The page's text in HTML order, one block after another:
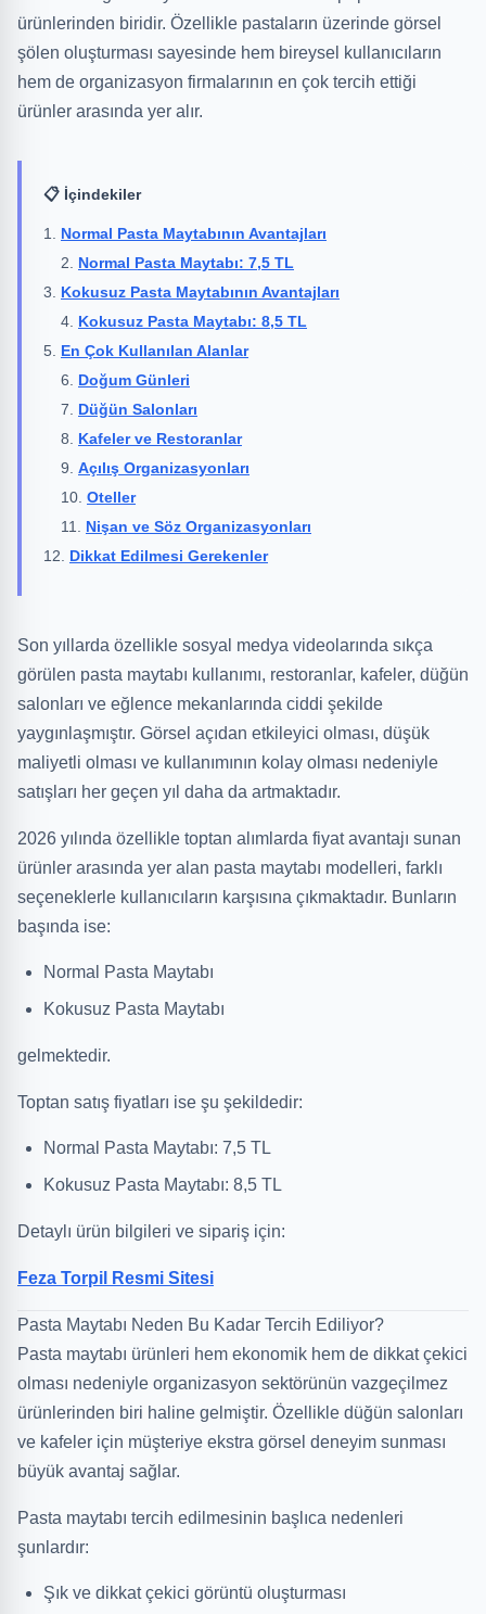
ürünlerinden biridir. Özellikle pastaların üzerinde görsel
şölen oluşturması sayesinde hem bireysel kullanıcıların
hem de organizasyon firmalarının en çok tercih ettiği
ürünler arasında yer alır.
📋 İçindekiler
Normal Pasta Maytabının Avantajları
Normal Pasta Maytabı: 7,5 TL
Kokusuz Pasta Maytabının Avantajları
Kokusuz Pasta Maytabı: 8,5 TL
En Çok Kullanılan Alanlar
Doğum Günleri
Düğün Salonları
Kafeler ve Restoranlar
Açılış Organizasyonları
Oteller
Nişan ve Söz Organizasyonları
Dikkat Edilmesi Gerekenler
Son yıllarda özellikle sosyal medya videolarında sıkça
görülen pasta maytabı kullanımı, restoranlar, kafeler, düğün
salonları ve eğlence mekanlarında ciddi şekilde
yaygınlaşmıştır. Görsel açıdan etkileyici olması, düşük
maliyetli olması ve kullanımının kolay olması nedeniyle
satışları her geçen yıl daha da artmaktadır.
2026 yılında özellikle toptan alımlarda fiyat avantajı sunan
ürünler arasında yer alan pasta maytabı modelleri, farklı
seçeneklerle kullanıcıların karşısına çıkmaktadır. Bunların
başında ise:
Normal Pasta Maytabı
Kokusuz Pasta Maytabı
gelmektedir.
Toptan satış fiyatları ise şu şekildedir:
Normal Pasta Maytabı: 7,5 TL
Kokusuz Pasta Maytabı: 8,5 TL
Detaylı ürün bilgileri ve sipariş için:
Feza Torpil Resmi Sitesi
Pasta Maytabı Neden Bu Kadar Tercih Ediliyor?
Pasta maytabı ürünleri hem ekonomik hem de dikkat çekici
olması nedeniyle organizasyon sektörünün vazgeçilmez
ürünlerinden biri haline gelmiştir. Özellikle düğün salonları
ve kafeler için müşteriye ekstra görsel deneyim sunması
büyük avantaj sağlar.
Pasta maytabı tercih edilmesinin başlıca nedenleri
şunlardır:
Şık ve dikkat çekici görüntü oluşturması